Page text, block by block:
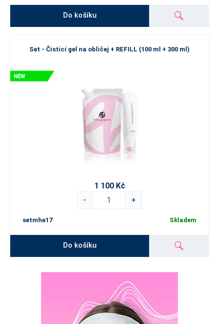
Do košíku
Set - Čisticí gel na obličej + REFILL (100 ml + 300 ml)
1 100 Kč
-
+
setmhe17 Skladem
Do košíku